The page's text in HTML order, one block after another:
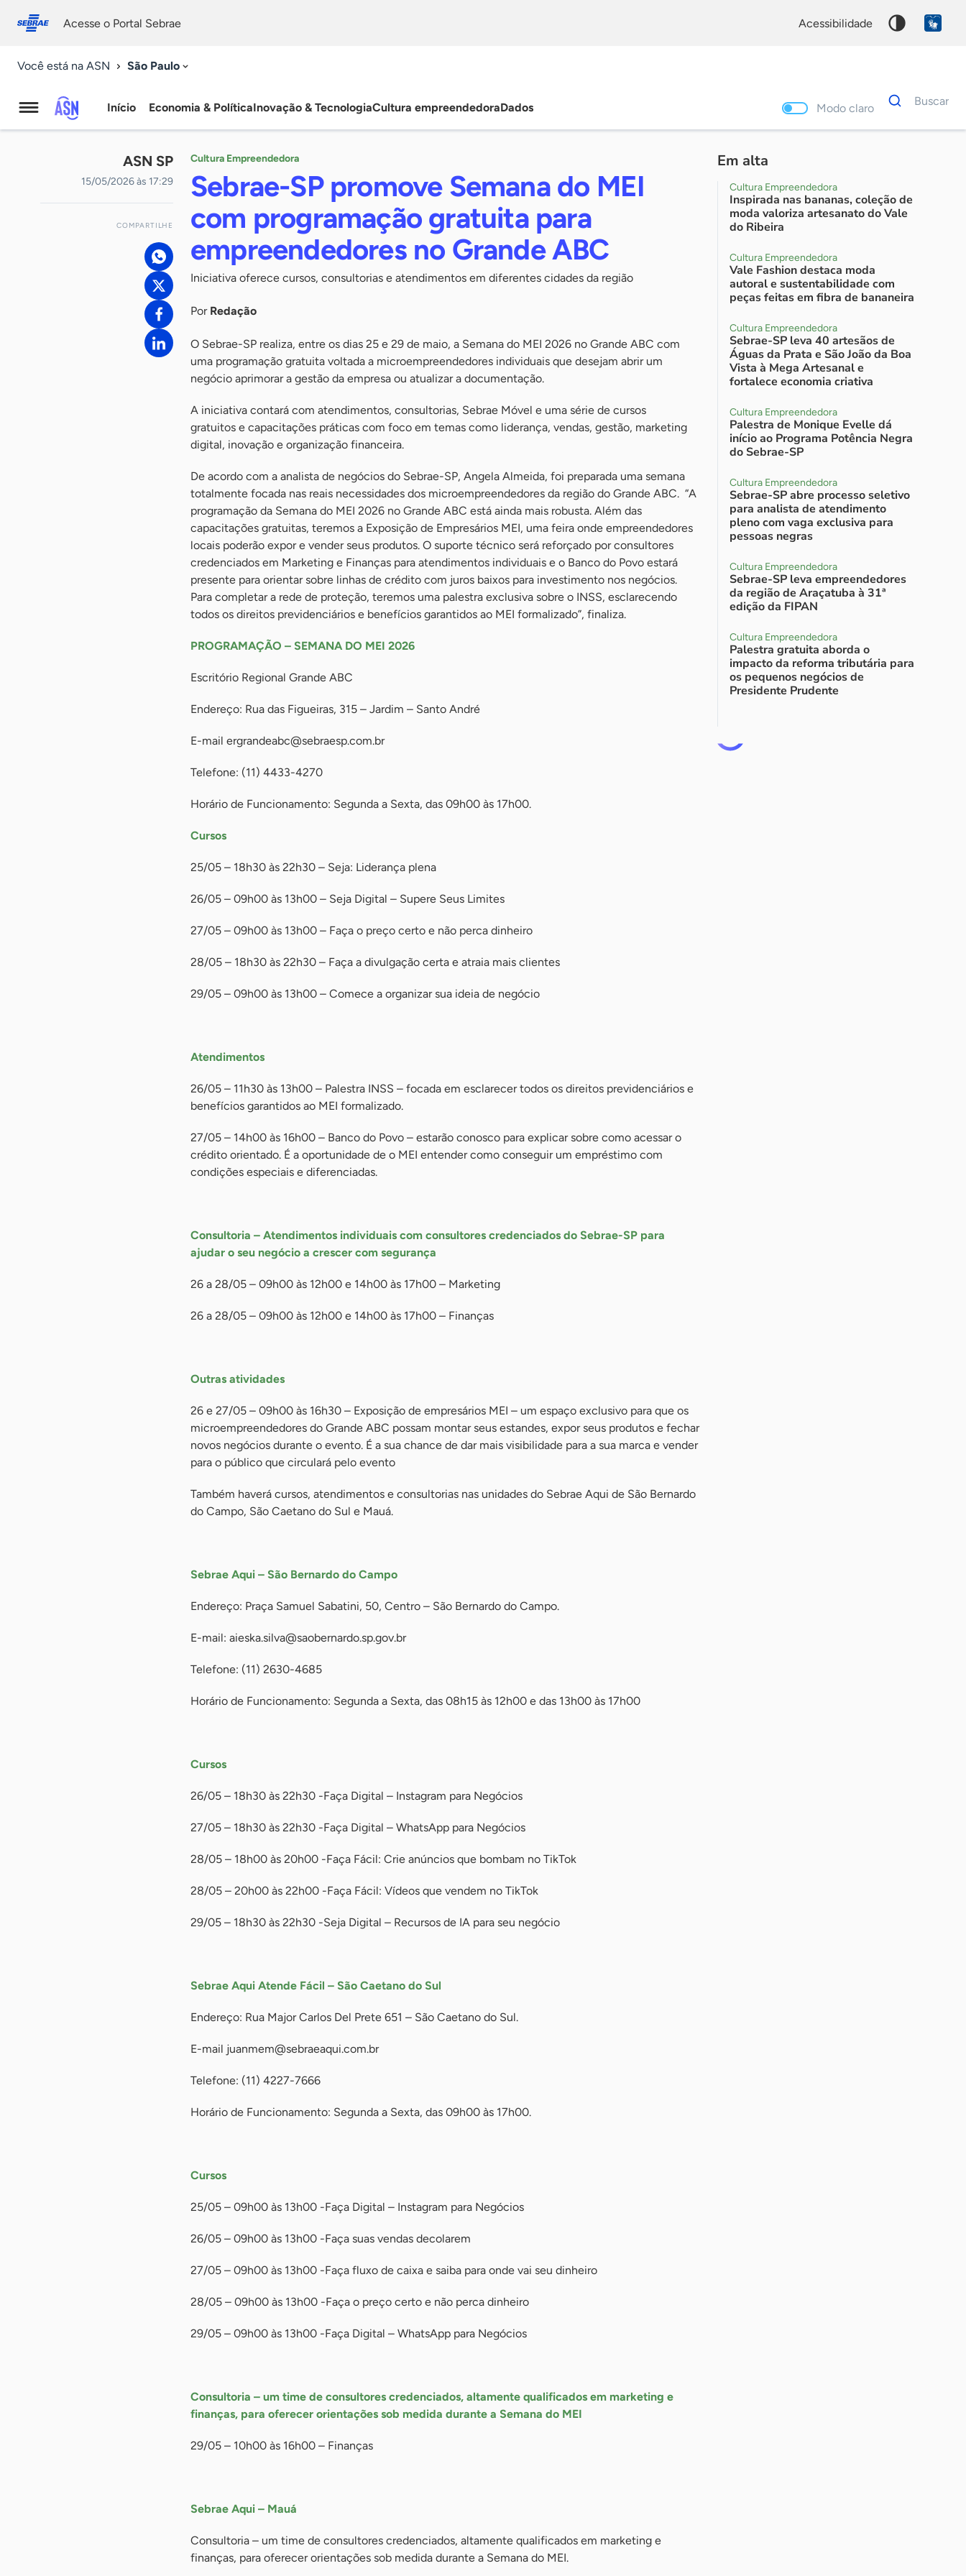
conosco
Acesse o Portal Sebrae acessibilidade
Você está na ASN São Paulo
Agência
Sebrae
Notícias
Início Economia & PolíticaInovação & TecnologiaCultura empreendedoraDados Modo claro
Dados
para
Buscar
ASN SP
15/05/2026 às 17:29
COMPARTILHE
Cultura Empreendedora
Sebrae-SP promove Semana do MEI
com programação gratuita para
empreendedores no Grande ABC
Iniciativa oferece cursos, consultorias e atendimentos em diferentes cidades da região
Por Redação
O Sebrae-SP realiza, entre os dias 25 e 29 de maio, a Semana do MEI 2026 no Grande ABC com
uma programação gratuita voltada a microempreendedores individuais que desejam abrir um
negócio aprimorar a gestão da empresa ou atualizar a documentação.
A iniciativa contará com atendimentos, consultorias, Sebrae Móvel e uma série de cursos
gratuitos e capacitações práticas com foco em temas como liderança, vendas, gestão, marketing
digital, inovação e organização financeira.
De acordo com a analista de negócios do Sebrae-SP, Angela Almeida, foi preparada uma semana
totalmente focada nas reais necessidades dos microempreendedores da região do Grande ABC. “A
programação da Semana do MEI 2026 no Grande ABC está ainda mais robusta. Além das
capacitações gratuitas, teremos a Exposição de Empresários MEI, uma feira onde empreendedores
locais poderão expor e vender seus produtos. O suporte técnico será reforçado por consultores
credenciados em Marketing e Finanças para atendimentos individuais e o Banco do Povo estará
presente para orientar sobre linhas de crédito com juros baixos para investimento nos negócios.
Para completar a rede de proteção, teremos uma palestra exclusiva sobre o INSS, esclarecendo
todos os direitos previdenciários e benefícios garantidos ao MEI formalizado”, finaliza.
PROGRAMAÇÃO – SEMANA DO MEI 2026
Escritório Regional Grande ABC
Endereço: Rua das Figueiras, 315 – Jardim – Santo André
E-mail ergrandeabc@sebraesp.com.br
Telefone: (11) 4433-4270
Horário de Funcionamento: Segunda a Sexta, das 09h00 às 17h00.
Cursos
25/05 – 18h30 às 22h30 – Seja: Liderança plena
26/05 – 09h00 às 13h00 – Seja Digital – Supere Seus Limites
27/05 – 09h00 às 13h00 – Faça o preço certo e não perca dinheiro
28/05 – 18h30 às 22h30 – Faça a divulgação certa e atraia mais clientes
29/05 – 09h00 às 13h00 – Comece a organizar sua ideia de negócio
Atendimentos
26/05 – 11h30 às 13h00 – Palestra INSS – focada em esclarecer todos os direitos previdenciários e
benefícios garantidos ao MEI formalizado.
27/05 – 14h00 às 16h00 – Banco do Povo – estarão conosco para explicar sobre como acessar o
crédito orientado. É a oportunidade de o MEI entender como conseguir um empréstimo com
condições especiais e diferenciadas.
Consultoria – Atendimentos individuais com consultores credenciados do Sebrae-SP para
ajudar o seu negócio a crescer com segurança
26 a 28/05 – 09h00 às 12h00 e 14h00 às 17h00 – Marketing
26 a 28/05 – 09h00 às 12h00 e 14h00 às 17h00 – Finanças
Outras atividades
26 e 27/05 – 09h00 às 16h30 – Exposição de empresários MEI – um espaço exclusivo para que os
microempreendedores do Grande ABC possam montar seus estandes, expor seus produtos e fechar
novos negócios durante o evento. É a sua chance de dar mais visibilidade para a sua marca e vender
para o público que circulará pelo evento
Também haverá cursos, atendimentos e consultorias nas unidades do Sebrae Aqui de São Bernardo
do Campo, São Caetano do Sul e Mauá.
Sebrae Aqui – São Bernardo do Campo
Endereço: Praça Samuel Sabatini, 50, Centro – São Bernardo do Campo.
E-mail: aieska.silva@saobernardo.sp.gov.br
Telefone: (11) 2630-4685
Horário de Funcionamento: Segunda a Sexta, das 08h15 às 12h00 e das 13h00 às 17h00
Cursos
26/05 – 18h30 às 22h30 -Faça Digital – Instagram para Negócios
27/05 – 18h30 às 22h30 -Faça Digital – WhatsApp para Negócios
28/05 – 18h00 às 20h00 -Faça Fácil: Crie anúncios que bombam no TikTok
28/05 – 20h00 às 22h00 -Faça Fácil: Vídeos que vendem no TikTok
29/05 – 18h30 às 22h30 -Seja Digital – Recursos de IA para seu negócio
Sebrae Aqui Atende Fácil – São Caetano do Sul
Endereço: Rua Major Carlos Del Prete 651 – São Caetano do Sul.
E-mail juanmem@sebraeaqui.com.br
Telefone: (11) 4227-7666
Horário de Funcionamento: Segunda a Sexta, das 09h00 às 17h00.
Cursos
25/05 – 09h00 às 13h00 -Faça Digital – Instagram para Negócios
26/05 – 09h00 às 13h00 -Faça suas vendas decolarem
27/05 – 09h00 às 13h00 -Faça fluxo de caixa e saiba para onde vai seu dinheiro
28/05 – 09h00 às 13h00 -Faça o preço certo e não perca dinheiro
29/05 – 09h00 às 13h00 -Faça Digital – WhatsApp para Negócios
Consultoria – um time de consultores credenciados, altamente qualificados em marketing e
finanças, para oferecer orientações sob medida durante a Semana do MEI
29/05 – 10h00 às 16h00 – Finanças
Sebrae Aqui – Mauá
Consultoria – um time de consultores credenciados, altamente qualificados em marketing e
finanças, para oferecer orientações sob medida durante a Semana do MEI.
Em alta
Cultura Empreendedora
Inspirada nas bananas, coleção de
moda valoriza artesanato do Vale
do Ribeira
Cultura Empreendedora
Vale Fashion destaca moda
autoral e sustentabilidade com
peças feitas em fibra de bananeira
Cultura Empreendedora
Sebrae-SP leva 40 artesãos de
Águas da Prata e São João da Boa
Vista à Mega Artesanal e
fortalece economia criativa
Cultura Empreendedora
Palestra de Monique Evelle dá
início ao Programa Potência Negra
do Sebrae-SP
Cultura Empreendedora
Sebrae-SP abre processo seletivo
para analista de atendimento
pleno com vaga exclusiva para
pessoas negras
Cultura Empreendedora
Sebrae-SP leva empreendedores
da região de Araçatuba à 31ª
edição da FIPAN
Cultura Empreendedora
Palestra gratuita aborda o
impacto da reforma tributária para
os pequenos negócios de
Presidente Prudente